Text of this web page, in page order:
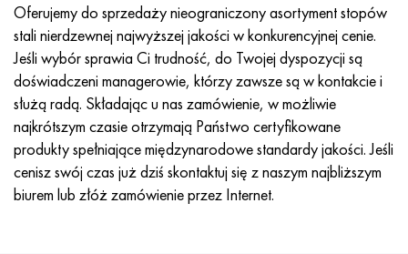
Oferujemy do sprzedaży nieograniczony asortyment stopów
stali nierdzewnej najwyższej jakości w konkurencyjnej cenie.
Jeśli wybór sprawia Ci trudność, do Twojej dyspozycji są
doświadczeni managerowie, którzy zawsze są w kontakcie i
służą radą. Składając u nas zamówienie, w możliwie
najkrótszym czasie otrzymają Państwo certyfikowane
produkty spełniające międzynarodowe standardy jakości. Jeśli
cenisz swój czas już dziś skontaktuj się z naszym najbliższym
biurem lub złóż zamówienie przez Internet.